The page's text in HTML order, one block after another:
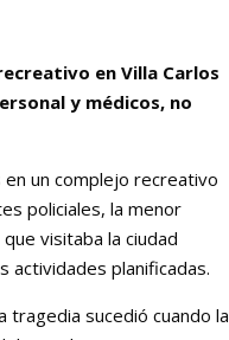
en Villa Carlos
y médicos, no
un complejo recreativo
policiales, la menor
visitaba la ciudad
actividades planificadas.
tragedia sucedió cuando la